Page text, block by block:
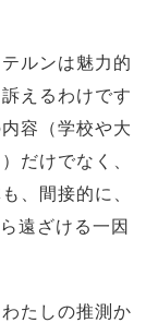
ルンは魅力的
えるわけです
容（学校や大
だけでなく、
、間接的に、
遠ざける一因
たしの推測か